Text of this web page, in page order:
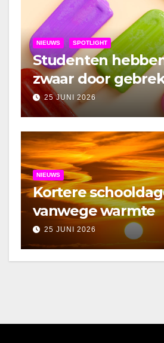
NIEUWS SPOTLIGHT
Studenten
zwaar door
25 JUNI 2026
NIEUWS
Kortere
vanwege warmte
25 JUNI 2026